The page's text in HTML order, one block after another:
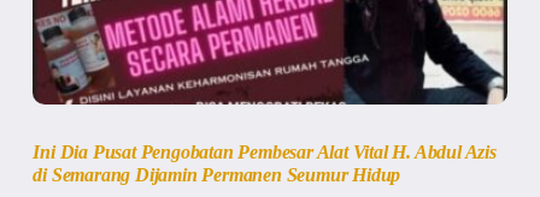
Ini Dia Pusat Pengobatan Pembesar Alat Vital H. Abdul Azis
di Semarang Dijamin Permanen Seumur Hidup